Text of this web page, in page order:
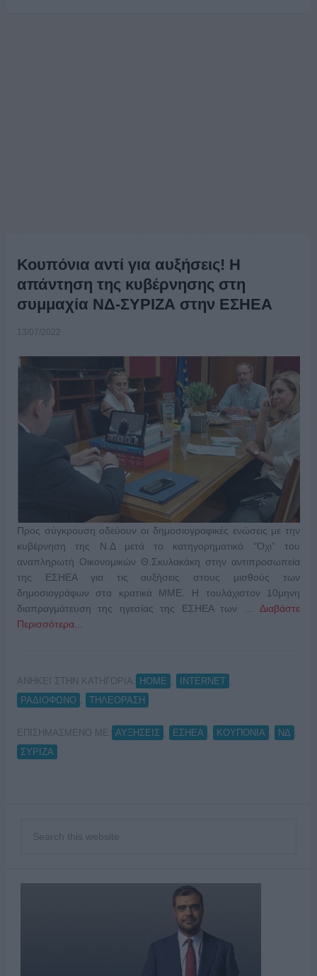
Κουπόνια αντί για αυξήσεις! Η
απάντηση της κυβέρνησης στη
συμμαχία ΝΔ-ΣΥΡΙΖΑ στην ΕΣΗΕΑ
13/07/2022
Προς σύγκρουση οδεύουν οι δημοσιογραφικές ενώσεις με την
κυβέρνηση της Ν.Δ μετά το κατηγορηματικό “Όχι” του
αναπληρωτή Οικονομικών Θ.Σκυλακάκη στην αντιπροσωπεία
της ΕΣΗΕΑ για τις αυξήσεις στους μισθούς των
δημοσιογράφων στα κρατικά ΜΜΕ. Η τουλάχιστον 10μηνη
διαπραγμάτευση της ηγεσίας της ΕΣΗΕΑ των …Διαβάστε
Περισσότερα...
ΑΝΗΚΕΙ ΣΤΗΝ ΚΑΤΗΓΟΡΙΑ: HOME INTERNET
ΡΑΔΙΟΦΩΝΟ
ΤΗΛΕΟΡΑΣΗ
ΕΠΙΣΗΜΑΣΜΕΝΟ ΜΕ: ΑΥΞΗΣΕΙΣ ΕΣΗΕΑ ΚΟΥΠΟΝΙΑ ΝΔ
ΣΥΡΙΖΑ